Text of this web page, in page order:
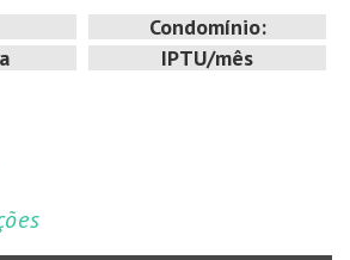
Condomínio:
IPTU/mês